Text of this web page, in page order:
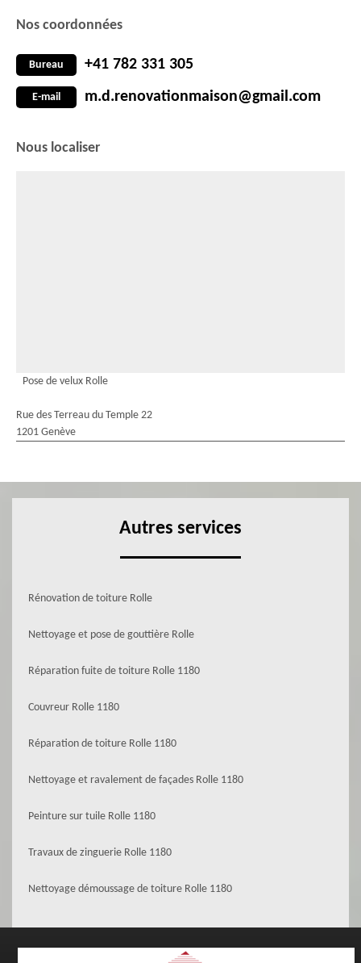
Nos coordonnées
Bureau +41 782 331 305
E-mail m.d.renovationmaison@gmail.com
Nous localiser
Pose de velux Rolle
Rue des Terreau du Temple 22
1201 Genève
Autres services
Rénovation de toiture Rolle
Nettoyage et pose de gouttière Rolle
Réparation fuite de toiture Rolle 1180
Couvreur Rolle 1180
Réparation de toiture Rolle 1180
Nettoyage et ravalement de façades Rolle 1180
Peinture sur tuile Rolle 1180
Travaux de zinguerie Rolle 1180
Nettoyage démoussage de toiture Rolle 1180